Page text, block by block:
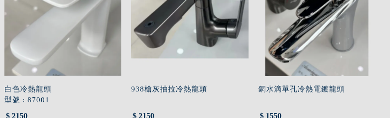
白色冷熱龍頭
型號 : 87001
$ 2150
938槍灰抽拉冷熱龍頭
$ 2150
銅水滴單孔冷熱電鍍龍頭
$ 1550